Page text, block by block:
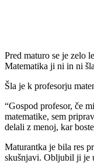
Pred maturo se je zelo
Matematika ji ni in ni
Šla je k profesorju
“Gospod profesor, če
matematike, sem
delali z menoj, kar
Maturantka je bila res
skušnjavi. Obljubil ji je